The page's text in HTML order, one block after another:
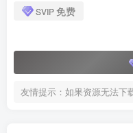
SVIP免费
友情提示：如果资源无法下